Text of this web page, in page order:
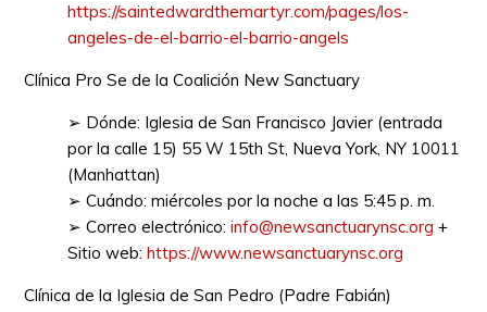
https://saintedwardthemartyr.com/pages/los-
angeles-de-el-barrio-el-barrio-angels
Clínica Pro Se de la Coalición New Sanctuary
➢ Dónde: Iglesia de San Francisco Javier (entrada
por la calle 15) 55 W 15th St, Nueva York, NY 10011
(Manhattan)
➢ Cuándo: miércoles por la noche a las 5:45 p. m.
➢ Correo electrónico:info@newsanctuarynsc.org +
Sitio web:https://www.newsanctuarynsc.org
Clínica de la Iglesia de San Pedro (Padre Fabián)